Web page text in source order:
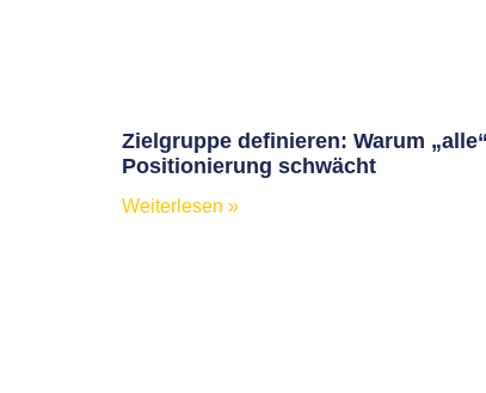
Zielgruppe definieren: Warum
Positionierung schwächt
Weiterlesen »